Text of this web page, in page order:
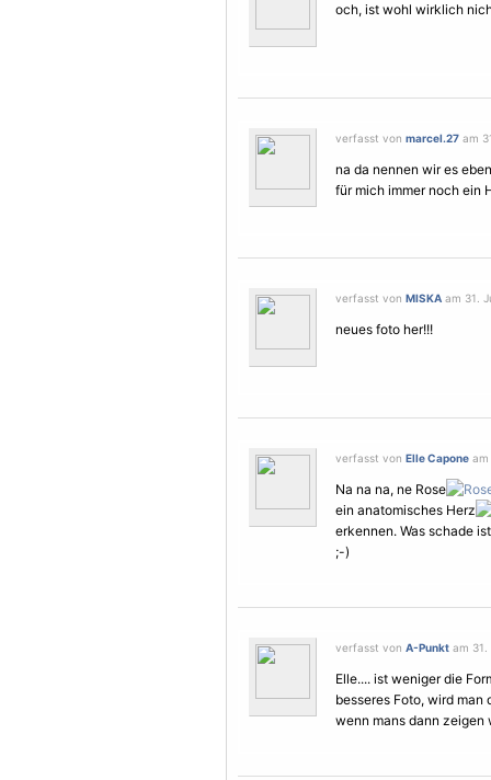
och, ist wohl wirklich
verfasst von marcel.27 am
na da nennen wir es
für mich immer noch ein
verfasst von MISKA am 31.
neues foto her!!!
verfasst von Elle Capone am
Na na na, ne Rose
ein anatomisches Herz
erkennen. Was schade
;-)
verfasst von A-Punkt am 31.
Elle.... ist weniger die
besseres Foto, wird
wenn mans dann zeigen